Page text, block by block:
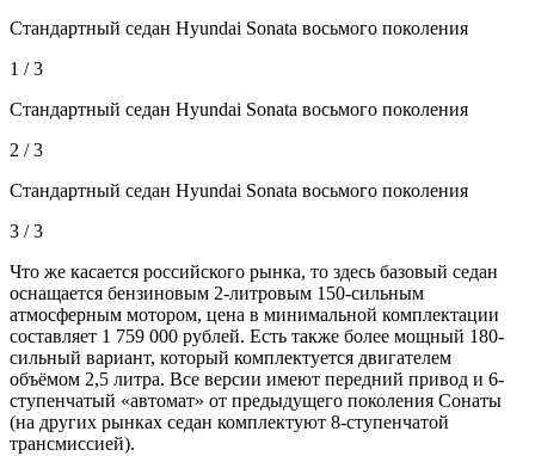
Стандартный седан Hyundai Sonata восьмого поколения
1 / 3
Стандартный седан Hyundai Sonata восьмого поколения
2 / 3
Стандартный седан Hyundai Sonata восьмого поколения
3 / 3
Что же касается российского рынка, то здесь базовый седан
оснащается бензиновым 2-литровым 150-сильным
атмосферным мотором, цена в минимальной комплектации
составляет 1 759 000 рублей. Есть также более мощный 180-
сильный вариант, который комплектуется двигателем
объёмом 2,5 литра. Все версии имеют передний привод и 6-
ступенчатый «автомат» от предыдущего поколения Сонаты
(на других рынках седан комплектуют 8-ступенчатой
трансмиссией).